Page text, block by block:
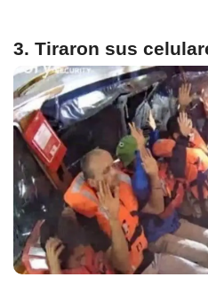
3. Tiraron sus